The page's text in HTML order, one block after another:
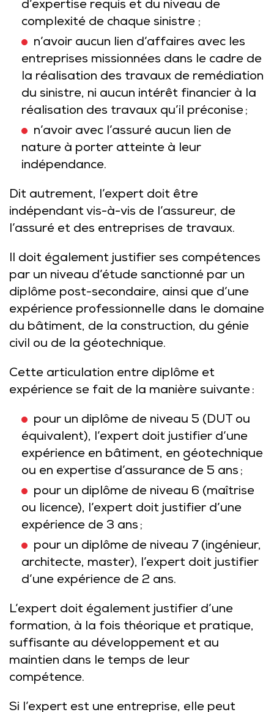
d’expertise requis et du niveau de
complexité de chaque sinistre ;
n’avoir aucun lien d’affaires avec les
entreprises missionnées dans le cadre de
la réalisation des travaux de remédiation
du sinistre, ni aucun intérêt financier à la
réalisation des travaux qu’il préconise ;
n’avoir avec l’assuré aucun lien de
nature à porter atteinte à leur
indépendance.
Dit autrement, l’expert doit être
indépendant vis-à-vis de l’assureur, de
l’assuré et des entreprises de travaux.
Il doit également justifier ses compétences
par un niveau d’étude sanctionné par un
diplôme post-secondaire, ainsi que d’une
expérience professionnelle dans le domaine
du bâtiment, de la construction, du génie
civil ou de la géotechnique.
Cette articulation entre diplôme et
expérience se fait de la manière suivante :
pour un diplôme de niveau 5 (DUT ou
équivalent), l’expert doit justifier d’une
expérience en bâtiment, en géotechnique
ou en expertise d’assurance de 5 ans ;
pour un diplôme de niveau 6 (maîtrise
ou licence), l’expert doit justifier d’une
expérience de 3 ans ;
pour un diplôme de niveau 7 (ingénieur,
architecte, master), l’expert doit justifier
d’une expérience de 2 ans.
L’expert doit également justifier d’une
formation, à la fois théorique et pratique,
suffisante au développement et au
maintien dans le temps de leur
compétence.
Si l’expert est une entreprise, elle peut